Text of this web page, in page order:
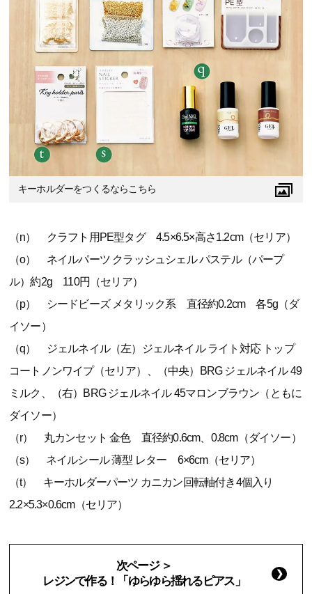
キーホルダーをつくるならこちら
（n） クラフト用PE型タグ 4.5×6.5×高さ1.2cm（セリア）
（o） ネイルパーツ クラッシュシェル パステル（パープ
ル）約2g 110円（セリア）
（p） シードビーズ メタリック系 直径約0.2cm 各5g（ダ
イソー）
（q） ジェルネイル（左）ジェルネイル ライト対応 トップ
コートノンワイプ（セリア）、（中央）BRG ジェルネイル 49
ミルク、（右）BRG ジェルネイル 45マロンブラウン（ともに
ダイソー）
（r） 丸カンセット 金色 直径約0.6cm、0.8cm（ダイソー）
（s） ネイルシール 薄型 レター 6×6cm（セリア）
（t） キーホルダーパーツ カニカン回転軸付き4個入り
2.2×5.3×0.6cm（セリア）
次ページ ＞
レジンで作る！「ゆらゆら揺れるピアス」